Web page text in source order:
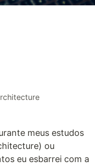
meus estudos
ou
eu esbarrei com a